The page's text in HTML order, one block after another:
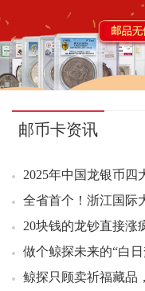
名家
热点
邮币
集藏
投资
邮币卡资讯
2025年中国龙银币
做个鲸探未来的“白日
鲸探只顾卖祈福藏品
00：07 平遥古城小全张好
00：07 平遥古城小全张好
00：07 平遥古城小全张好
00：29 张仲景小型张连号
01：05 张仲景小型张好品
05：09 十三运小全张好品
05：20 西游记一小型张好
05：34 西游记五套票撕口
05：35 五牛图小型张